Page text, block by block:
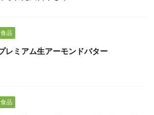
食品
レミアム生アーモンドバター
食品